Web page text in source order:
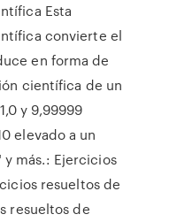
Esta
convierte el
en forma de
científica de un
y 9,99999
elevado a un
más.: Ejercicios
resueltos de
resueltos de